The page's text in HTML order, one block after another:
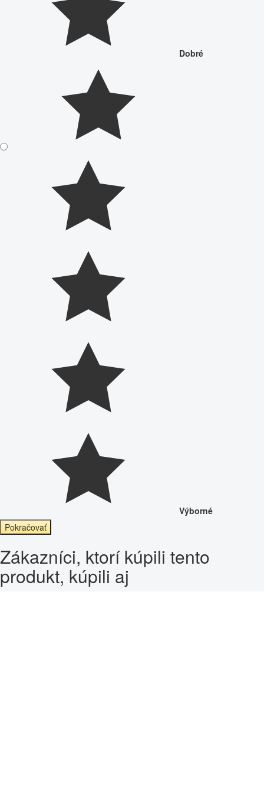
Dobré
Výborné
Pokračovať
Zákazníci, ktorí kúpili tento
produkt, kúpili aj